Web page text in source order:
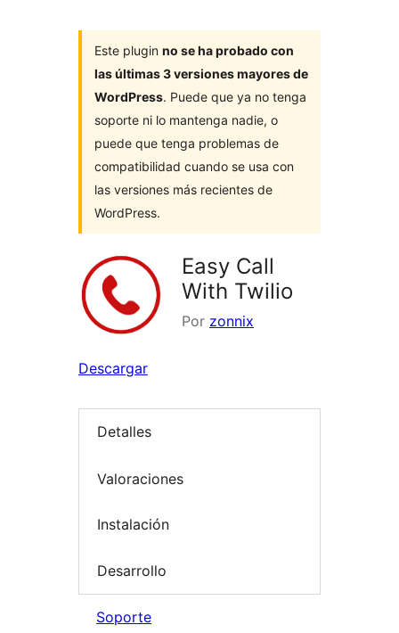
Este plugin no se ha probado con
las últimas 3 versiones mayores de
WordPress. Puede que ya no tenga
soporte ni lo mantenga nadie, o
puede que tenga problemas de
compatibilidad cuando se usa con
las versiones más recientes de
WordPress.
Easy Call
With Twilio
Por zonnix
Descargar
Detalles
Valoraciones
Instalación
Desarrollo
Soporte